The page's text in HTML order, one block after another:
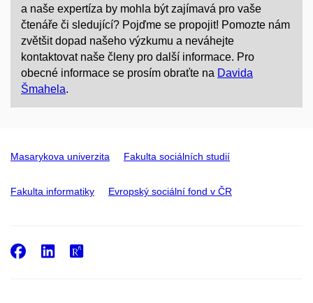
a naše expertíza by mohla být zajímavá pro vaše
čtenáře či sledující? Pojďme se propojit! Pomozte nám
zvětšit dopad našeho výzkumu a neváhejte
kontaktovat naše členy pro další informace. Pro
obecné informace se prosím obraťte na Davida
Šmahela.
Masarykova univerzita Fakulta sociálních studií
Fakulta informatiky Evropský sociální fond v ČR
Facebook
LinkedIn
ResearchGate